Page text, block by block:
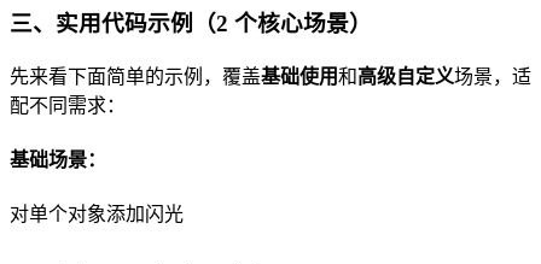
三、实用代码示例（2 个核心场景）
先来看下面简单的示例，覆盖基础使用和高级自定义场景，适
配不同需求：
基础场景：
对单个对象添加闪光